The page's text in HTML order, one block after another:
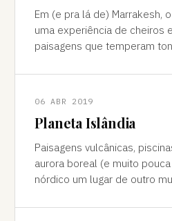
Em (e pra lá de) Marrakesh,
uma experiência de cheiros
paisagens que temperam
06 ABR 2019
Planeta Islândia
Paisagens vulcânicas,
aurora boreal (e muito
nórdico um lugar de outro mundo "Como